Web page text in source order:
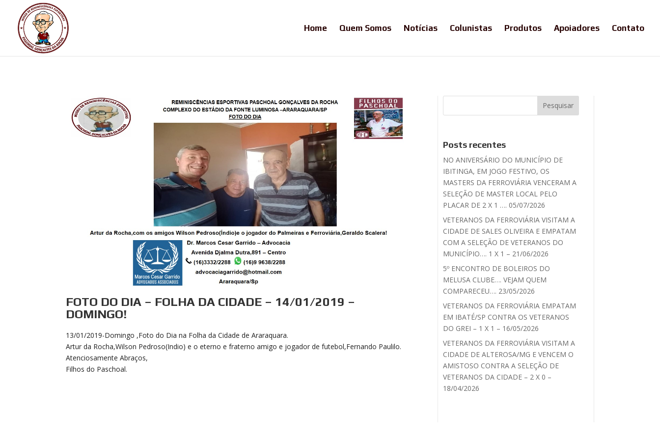
Home Quem Somos Notícias Colunistas Produtos Apoiadores Contato
FOTO DO DIA – FOLHA DA CIDADE – 14/01/2019 –
DOMINGO!
13/01/2019-Domingo ,Foto do Dia na Folha da Cidade de Araraquara.
Artur da Rocha,Wilson Pedroso(Indio) e o eterno e fraterno amigo e jogador de futebol,Fernando Paulilo.
Atenciosamente Abraços,
Filhos do Paschoal.
Posts recentes
NO ANIVERSÁRIO DO MUNICÍPIO DE
IBITINGA, EM JOGO FESTIVO, OS
MASTERS DA FERROVIÁRIA VENCERAM A
SELEÇÃO DE MASTER LOCAL PELO
PLACAR DE 2 X 1 …. 05/07/2026
VETERANOS DA FERROVIÁRIA VISITAM A
CIDADE DE SALES OLIVEIRA E EMPATAM
COM A SELEÇÃO DE VETERANOS DO
MUNICÍPIO…. 1 X 1 – 21/06/2026
5º ENCONTRO DE BOLEIROS DO
MELUSA CLUBE…. VEJAM QUEM
COMPARECEU…. 23/05/2026
VETERANOS DA FERROVIÁRIA EMPATAM
EM IBATÉ/SP CONTRA OS VETERANOS
DO GREI – 1 X 1 – 16/05/2026
VETERANOS DA FERROVIÁRIA VISITAM A
CIDADE DE ALTEROSA/MG E VENCEM O
AMISTOSO CONTRA A SELEÇÃO DE
VETERANOS DA CIDADE – 2 X 0 –
18/04/2026